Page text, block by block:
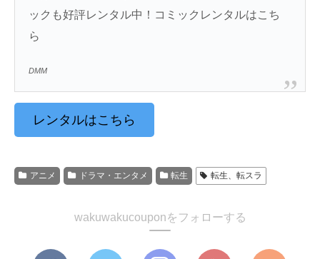
ックも好評レンタル中！コミックレンタルはこち
ら
DMM
レンタルはこちら
アニメ ドラマ・エンタメ 転生 転生、転スラ
wakuwakucouponをフォローする